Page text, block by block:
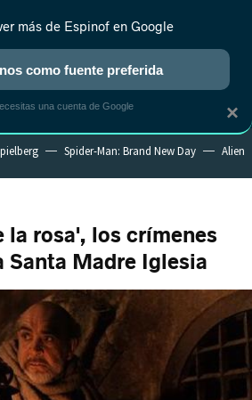
REALITY ANIME RANKINGS CINE
Spider-Man: Brand New Day Alien
la rosa', los crímenes
Santa Madre Iglesia
×
más de Espinof en Google
como fuente preferida
una cuenta de Google